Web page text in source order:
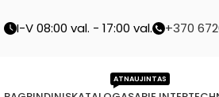
I-V 08:00 val. - 17:00 val. +370
ATNAUJINTAS